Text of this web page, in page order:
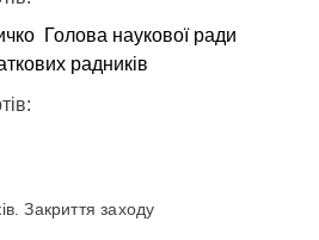
Голова наукової ради
радників
Закриття заходу